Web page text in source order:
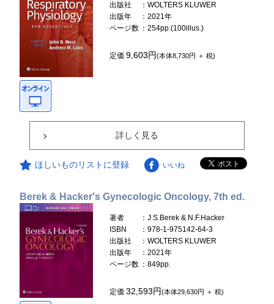
出版社
：WOLTERS KLUWER
出版年
：2021年
ページ数 ：254pp.(100illus.)
定価9,603円(本体8,730円 ＋ 税)
詳しく見る
ほしいものリストに登録 いいね
Berek & Hacker's Gynecologic Oncology, 7th ed.
著者
：J.S.Berek & N.F.Hacker
ISBN
：978-1-975142-64-3
出版社
：WOLTERS KLUWER
出版年
：2021年
ページ数 ：849pp.
定価32,593円(本体29,630円 ＋ 税)